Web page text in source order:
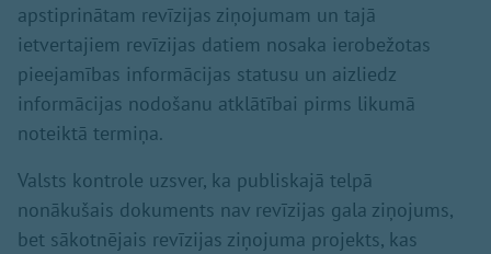
apstiprinātam revīzijas ziņojumam un tajā
ietvertajiem revīzijas datiem nosaka ierobežotas
pieejamības informācijas statusu un aizliedz
informācijas nodošanu atklātībai pirms likumā
noteiktā termiņa.
Valsts kontrole uzsver, ka publiskajā telpā
nonākušais dokuments nav revīzijas gala ziņojums,
bet sākotnējais revīzijas ziņojuma projekts, kas